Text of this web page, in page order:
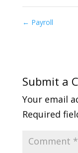
← Payroll
Submit a
Your email
Required